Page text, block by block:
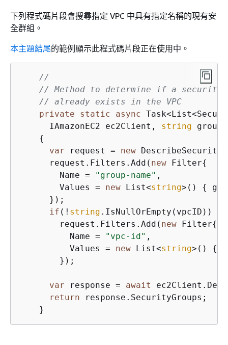
下列程式碼片段會搜尋指定 VPC 中具有指定名稱的現有安
全群組。
本主題結尾的範例顯示此程式碼片段正在使用中。
//
// Method to determine if a security
// already exists in the VPC
private
static async
      IAmazonEC2 ec2Client,
string
{
var request = new
      request.Filters.Add(
new Filter{
        Name =
"group-name" ,
        Values =
new List<string>() {
      });
if (! string .IsNullOrEmpty(vpcID))
        request.Filters.Add(
new Filter{
          Name =
"vpc-id" ,
          Values =
new List<string>() {
        });
var response = await
return response.SecurityGroups;
    }